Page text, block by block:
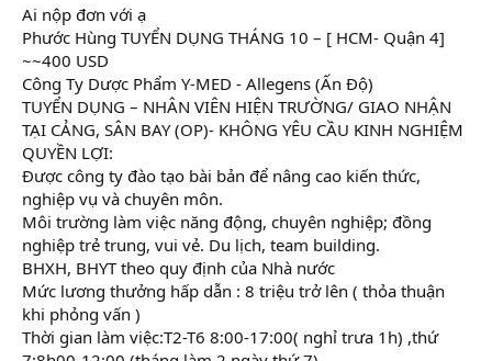
r
t
e
r
Ai nộp đơn với ạ
Phước Hùng TUYỂN DỤNG THÁNG 10 – [ HCM- Quận 4]
~~400 USD
Công Ty Dược Phẩm Y-MED - Allegens (Ấn Độ)
TUYỂN DỤNG – NHÂN VIÊN HIỆN TRƯỜNG/ GIAO NHẬN
TẠI CẢNG, SÂN BAY (OP)- KHÔNG YÊU CẦU KINH NGHIỆM
QUYỀN LỢI:
Được công ty đào tạo bài bản để nâng cao kiến thức,
nghiệp vụ và chuyên môn.
Môi trường làm việc năng động, chuyên nghiệp; đồng
nghiệp trẻ trung, vui vẻ. Du lịch, team building.
BHXH, BHYT theo quy định của Nhà nước
Mức lương thưởng hấp dẫn : 8 triệu trở lên ( thỏa thuận
khi phỏng vấn )
Thời gian làm việc:T2-T6 8:00-17:00( nghỉ trưa 1h) ,thứ